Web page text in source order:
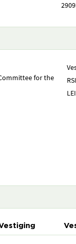
for the
LEI